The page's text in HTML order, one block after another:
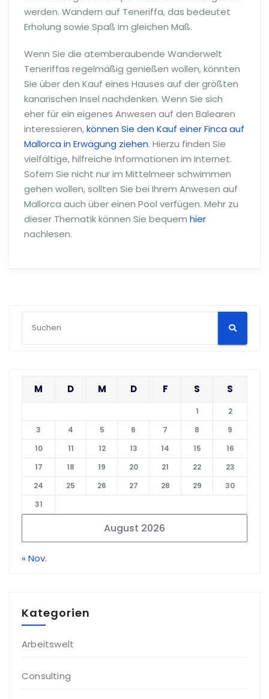
werden. Wandern auf Teneriffa, das bedeutet
Erholung sowie Spaß im gleichen Maß.
Wenn Sie die atemberaubende Wanderwelt
Teneriffas regelmäßig genießen wollen, könnten
Sie über den Kauf eines Hauses auf der größten
kanarischen Insel nachdenken. Wenn Sie sich
eher für ein eigenes Anwesen auf den Balearen
interessieren,können Sie den Kauf einer Finca auf
Mallorca in Erwägung ziehen. Hierzu finden Sie
vielfältige, hilfreiche Informationen im Internet.
Sofern Sie nicht nur im Mittelmeer schwimmen
gehen wollen, sollten Sie bei Ihrem Anwesen auf
Mallorca auch über einen Pool verfügen. Mehr zu
dieser Thematik können Sie bequem hier
nachlesen.
August 2026
M D M D F S S
1
2
3
4 5 6 7 8
9
10
11 12 13 14 15
16
17
18 19 20 21 22
23
24
25 26 27 28 29
30
31
« Nov.
Kategorien
Arbeitswelt
Consulting